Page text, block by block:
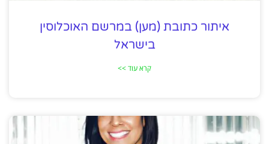
איתור כתובת (מען) במרשם האוכלוסין
בישראל
קרא עוד >>